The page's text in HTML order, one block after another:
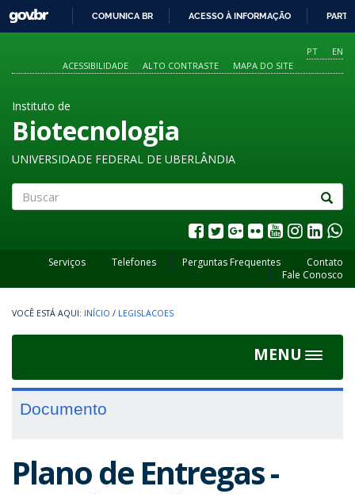
O
CONTEÚDO
GOVBR
COMUNICA BR ACESSO À INFORMAÇÃO
PT
EN
ACESSIBILIDADE
ALTO CONTRASTE MAPA DO SITE
Instituto de
Biotecnologia
UNIVERSIDADE FEDERAL DE UBERLÂNDIA
Serviços Telefones Perguntas Frequentes
Contato
Fale Conosco
INÍCIO / LEGISLACOES
MENU
Toggle
Documento
Plano de Entregas -